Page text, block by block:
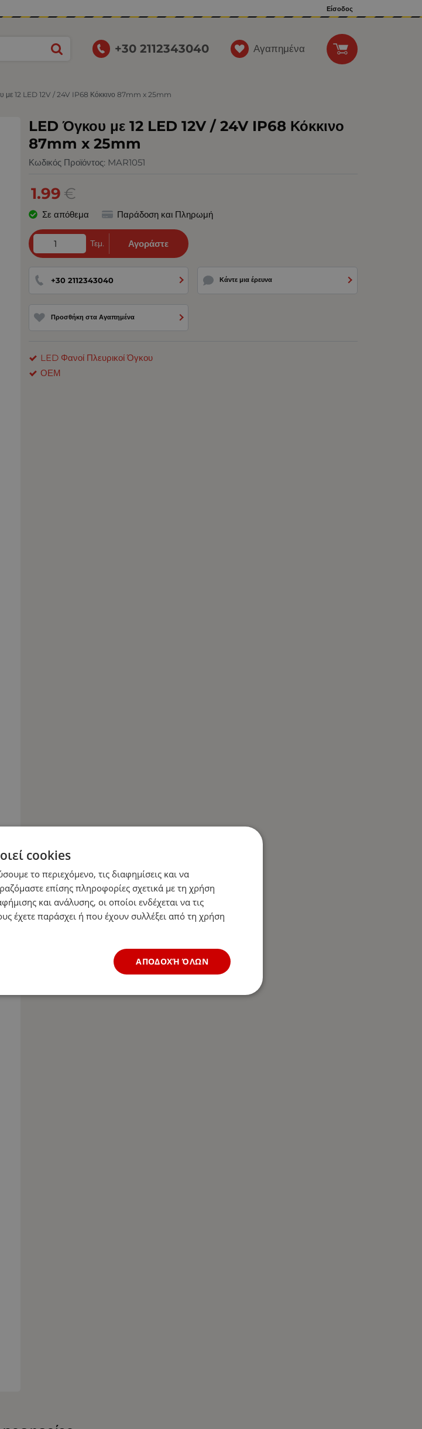
Είσοδος
+30 2112343040 Αγαπημένα
με 12 LED 12V / 24V IP68 Κόκκινο 87mm х 25mm
LED Όγκου με 12 LED 12V / 24V IP68 Κόκκινο
87mm х 25mm
Κωδικός Προϊόντος: MAR1051
1.99 €
Σε απόθεμα Παράδοση και Πληρωμή
Τεμ. Αγοράστε
+30 2112343040 Κάντε μια έρευνα
Προσθήκη στα Αγαπημένα
LED Φανοί Πλευρικοί Όγκου
ΟΕΜ
cookies
το περιεχόμενο, τις διαφημίσεις και να
επίσης πληροφορίες σχετικά με τη χρήση
και ανάλυσης, οι οποίοι ενδέχεται να τις
έχετε παράσχει ή που έχουν συλλέξει από τη χρήση
ΑΠΟΔΟΧΉ ΌΛΩΝ